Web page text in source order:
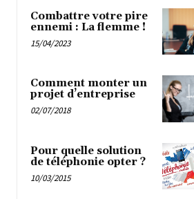
Combattre votre pire
ennemi : La flemme !
15/04/2023
Comment monter un
projet d’entreprise
02/07/2018
Pour quelle solution
de téléphonie opter ?
10/03/2015